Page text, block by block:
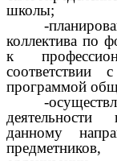
школы;
-
коллектива по
к
соответствии
программой
-
деятельности
данному